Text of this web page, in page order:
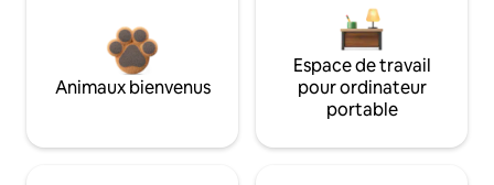
Animaux bienvenus
Espace de travail
pour ordinateur
portable